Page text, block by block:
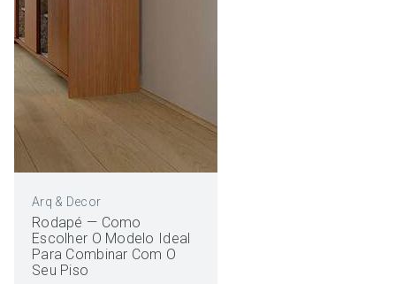
Arq & Decor
Rodapé — Como
Escolher O Modelo Ideal
Para Combinar Com O
Seu Piso